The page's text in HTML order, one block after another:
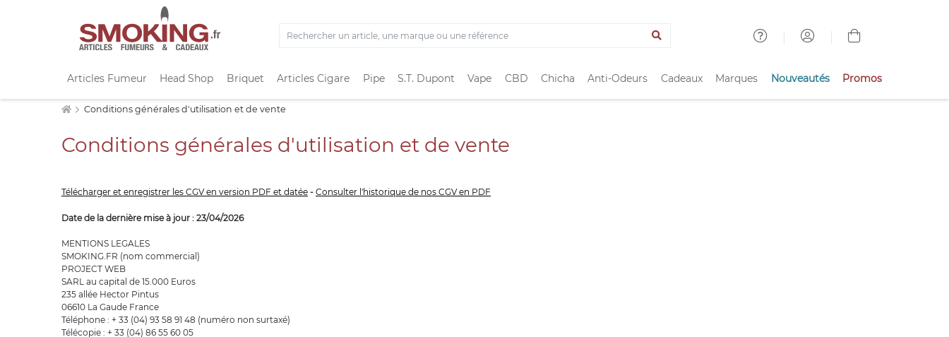
Articles Fumeur Head Shop Briquet Articles Cigare Pipe S.T. Dupont Vape CBD Chicha Anti-Odeurs Cadeaux Marques Nouveautés Promos
Conditions générales d'utilisation et de vente
Conditions générales d'utilisation et de vente
Télécharger et enregistrer les CGV en version PDF et datée - Consulter l'historique de nos CGV en PDF
Date de la dernière mise à jour : 23/04/2026
MENTIONS LEGALES
SMOKING.FR (nom commercial)
PROJECT WEB
SARL au capital de 15.000 Euros
235 allée Hector Pintus
06610 La Gaude France
Téléphone : + 33 (04) 93 58 91 48 (numéro non surtaxé)
Télécopie : + 33 (04) 86 55 60 05